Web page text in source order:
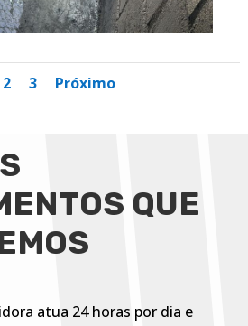
2 3 Próximo
QUE
atua 24 horas por dia e